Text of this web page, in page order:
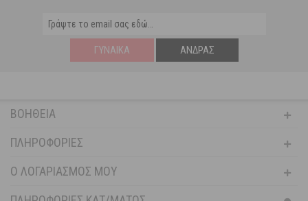
ΓΥΝΑΊΚΑ ΆΝΔΡΑΣ
ΒΟΉΘΕΙΑ
ΠΛΗΡΟΦΟΡΊΕΣ
Ο ΛΟΓΑΡΙΑΣΜΌΣ ΜΟΥ